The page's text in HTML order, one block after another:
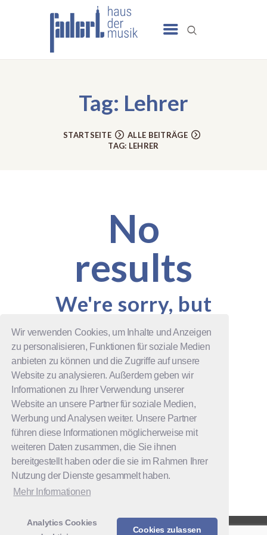
Wir verwenden Cookies, um Inhalte und Anzeigen
zu personalisieren, Funktionen für soziale Medien
anbieten zu können und die Zugriffe auf unsere
Website zu analysieren. Außerdem geben wir
Informationen zu Ihrer Verwendung unserer
Website an unsere Partner für soziale Medien,
Werbung und Analysen weiter. Unsere Partner
führen diese Informationen möglicherweise mit
weiteren Daten zusammen, die Sie ihnen
bereitgestellt haben oder die sie im Rahmen Ihrer
Nutzung der Dienste gesammelt haben.
Mehr Informationen
Analytics Cookies
Cookies zulassen
Tag: Lehrer
STARTSEITE
ALLE BEITRÄGE
TAG: LEHRER
TERMINE
UNSER HAUS
No
results
We're sorry, but
your query did
not match
CAN'T FIND WHAT YOU NEED?
TAKE A MOMENT AND DO A
SEARCH BELOW OR START FROM
OUR HOMEPAGE